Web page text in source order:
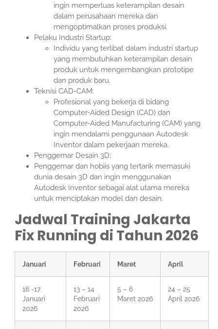
ingin memperluas keterampilan desain
dalam perusahaan mereka dan
mengoptimalkan proses produksi.
Pelaku Industri Startup:
Individu yang terlibat dalam industri startup
yang membutuhkan keterampilan desain
produk untuk mengembangkan prototipe
dan produk baru.
Teknisi CAD-CAM:
Profesional yang bekerja di bidang
Computer-Aided Design (CAD) dan
Computer-Aided Manufacturing (CAM) yang
ingin mendalami penggunaan Autodesk
Inventor dalam pekerjaan mereka.
Penggemar Desain 3D:
Penggemar dan hobiis yang tertarik memasuki
dunia desain 3D dan ingin menggunakan
Autodesk Inventor sebagai alat utama mereka
untuk menciptakan model dan desain.
Jadwal Training Jakarta
Fix Running di Tahun 2026
Januari Februari Maret April
16 -17
Januari
2026
13 – 14
Februari
2026
5 – 6
Maret 2026
24 – 25
April 2026